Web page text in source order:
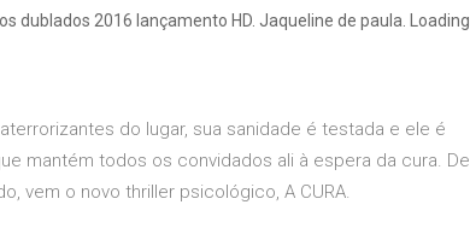
dublados 2016 lançamento HD. Jaqueline de paula. Loading
do lugar, sua sanidade é testada e ele é
mantém todos os convidados ali à espera da cura. De
vem o novo thriller psicológico, A CURA.